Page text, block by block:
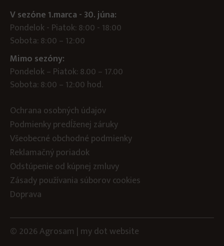
V sezóne 1.marca - 30. júna:
Pondelok - Piatok: 8:00 - 18:00
Sobota: 8:00 – 12:00
Mimo sezóny:
Pondelok – Piatok: 8.00 – 17.00
Sobota: 8:00 – 12:00 hod.
Ochrana osobných údajov
Podmienky predĺženej záruky
Všeobecné obchodné podmienky
Reklamačný poriadok
Odstúpenie od kúpnej zmluvy
Zásady používania súborov cookies
Doprava
© 2026 Agrosam | my dotwebsite